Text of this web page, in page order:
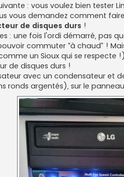
: vous voulez bien tester
vous demandez comment
de disques durs !
: une fois l'ordi démarré, pas
commuter “à chaud” !
un Sioux qui se respecte
de disques durs !
avec un condensateur et
ronds argentés), sur le